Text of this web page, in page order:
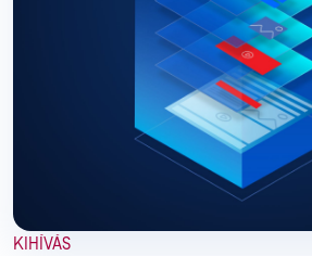
KIHÍVÁS